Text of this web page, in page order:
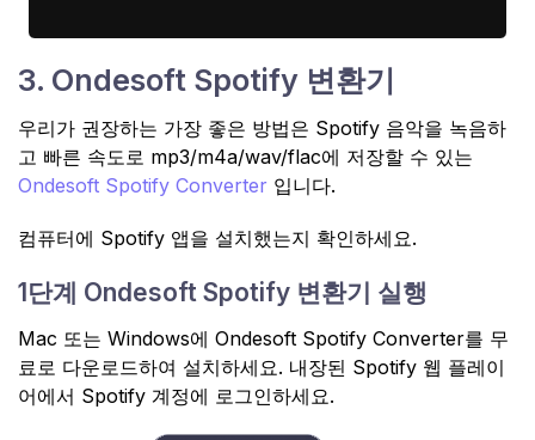
3. Ondesoft Spotify 변환기
우리가 권장하는 가장 좋은 방법은 Spotify 음악을 녹음하
고 빠른 속도로 mp3/m4a/wav/flac에 저장할 수 있는
Ondesoft Spotify Converter 입니다.
컴퓨터에 Spotify 앱을 설치했는지 확인하세요.
1단계 Ondesoft Spotify 변환기 실행
Mac 또는 Windows에 Ondesoft Spotify Converter를 무
료로 다운로드하여 설치하세요. 내장된 Spotify 웹 플레이
어에서 Spotify 계정에 로그인하세요.